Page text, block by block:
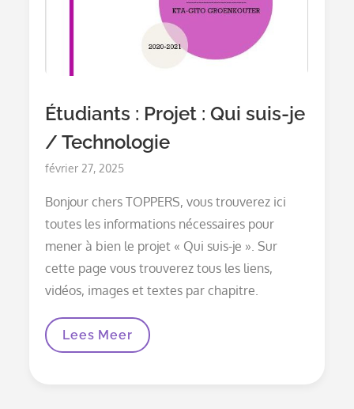
Étudiants : Projet : Qui suis-je
/ Technologie
Posted
février 27, 2025
Bonjour chers TOPPERS, vous trouverez ici
toutes les informations nécessaires pour
mener à bien le projet « Qui suis-je ». Sur
cette page vous trouverez tous les liens,
vidéos, images et textes par chapitre.
Étudiants :
Lees Meer